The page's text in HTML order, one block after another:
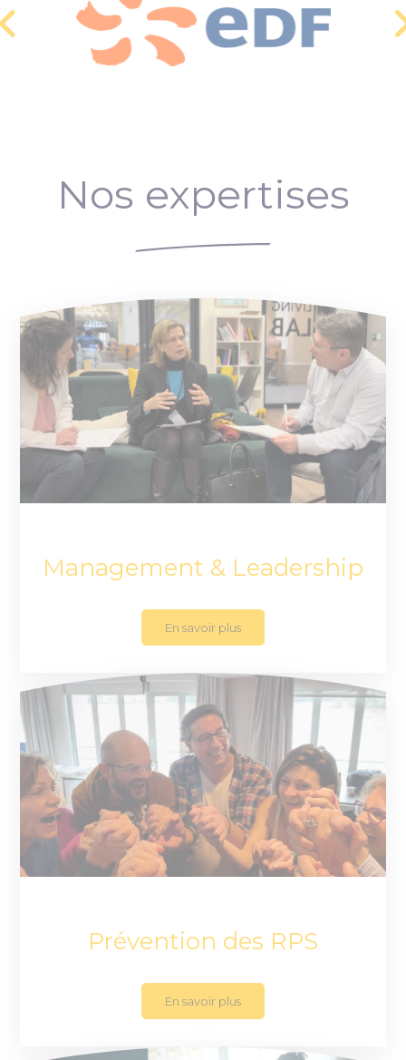
Nos expertises
Management & Leadership
En savoir plus
Prévention des RPS
En savoir plus